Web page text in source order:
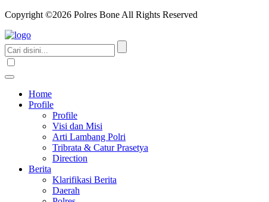
Copyright ©2026 Polres Bone All Rights Reserved
Home
Profile
Profile
Visi dan Misi
Arti Lambang Polri
Tribrata & Catur Prasetya
Direction
Berita
Klarifikasi Berita
Daerah